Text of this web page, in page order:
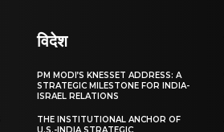
विदेश
PM MODI’S KNESSET ADDRESS: A
STRATEGIC MILESTONE FOR INDIA-
ISRAEL RELATIONS
THE INSTITUTIONAL ANCHOR OF
U.S.-INDIA STRATEGIC